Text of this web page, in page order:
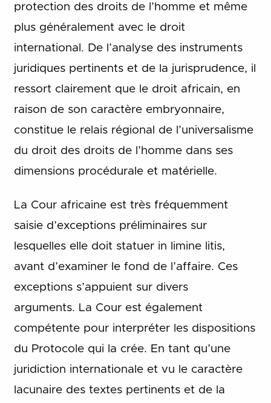
protection des droits de l’homme et même
plus généralement avec le droit
international. De l’analyse des instruments
juridiques pertinents et de la jurisprudence, il
ressort clairement que le droit africain, en
raison de son caractère embryonnaire,
constitue le relais régional de l’universalisme
du droit des droits de l’homme dans ses
dimensions procédurale et matérielle.
La Cour africaine est très fréquemment
saisie d’exceptions préliminaires sur
lesquelles elle doit statuer in limine litis,
avant d’examiner le fond de l’affaire. Ces
exceptions s’appuient sur divers
arguments. La Cour est également
compétente pour interpréter les dispositions
du Protocole qui la crée. En tant qu’une
juridiction internationale et vu le caractère
lacunaire des textes pertinents et de la